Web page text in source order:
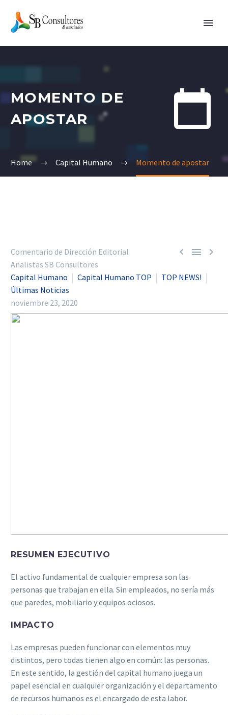


MOMENTO DE
APOSTAR
Home Capital Humano Momento de apostar
  
Comentario de Dirección Editorial
Analistas SB Consultores
Capital Humano
Capital Humano TOP
TOP NEWS!
Últimas Noticias
noviembre 23, 2020
RESUMEN EJECUTIVO
El activo fundamental de cualquier empresa son las
personas que trabajan en ella. Sin empleados, no sería más
que paredes, mobiliario y equipos ociosos.
IMPACTO
Las empresas pueden funcionar con elementos muy
distintos, pero todas tienen algo en común: las personas.
En este sentido, la gestión del capital humano juega un
papel esencial en cualquier organización y el departamento
de recursos humanos es el encargado de esta labor.